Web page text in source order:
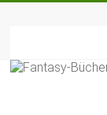
Bücher